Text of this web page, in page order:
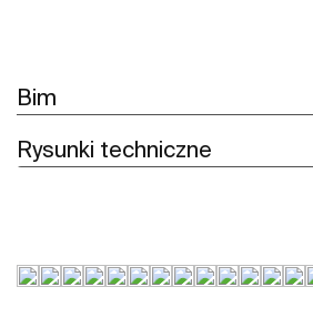
Bim
Rysunki techniczne